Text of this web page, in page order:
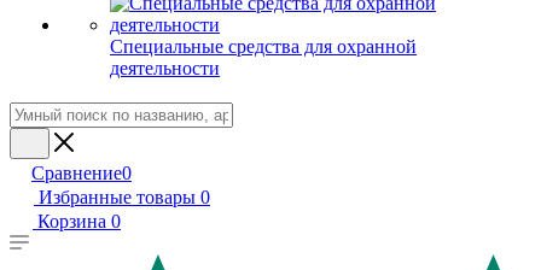
Специальные средства для охранной
деятельности
Сравнение0
Избранные товары 0
Корзина 0